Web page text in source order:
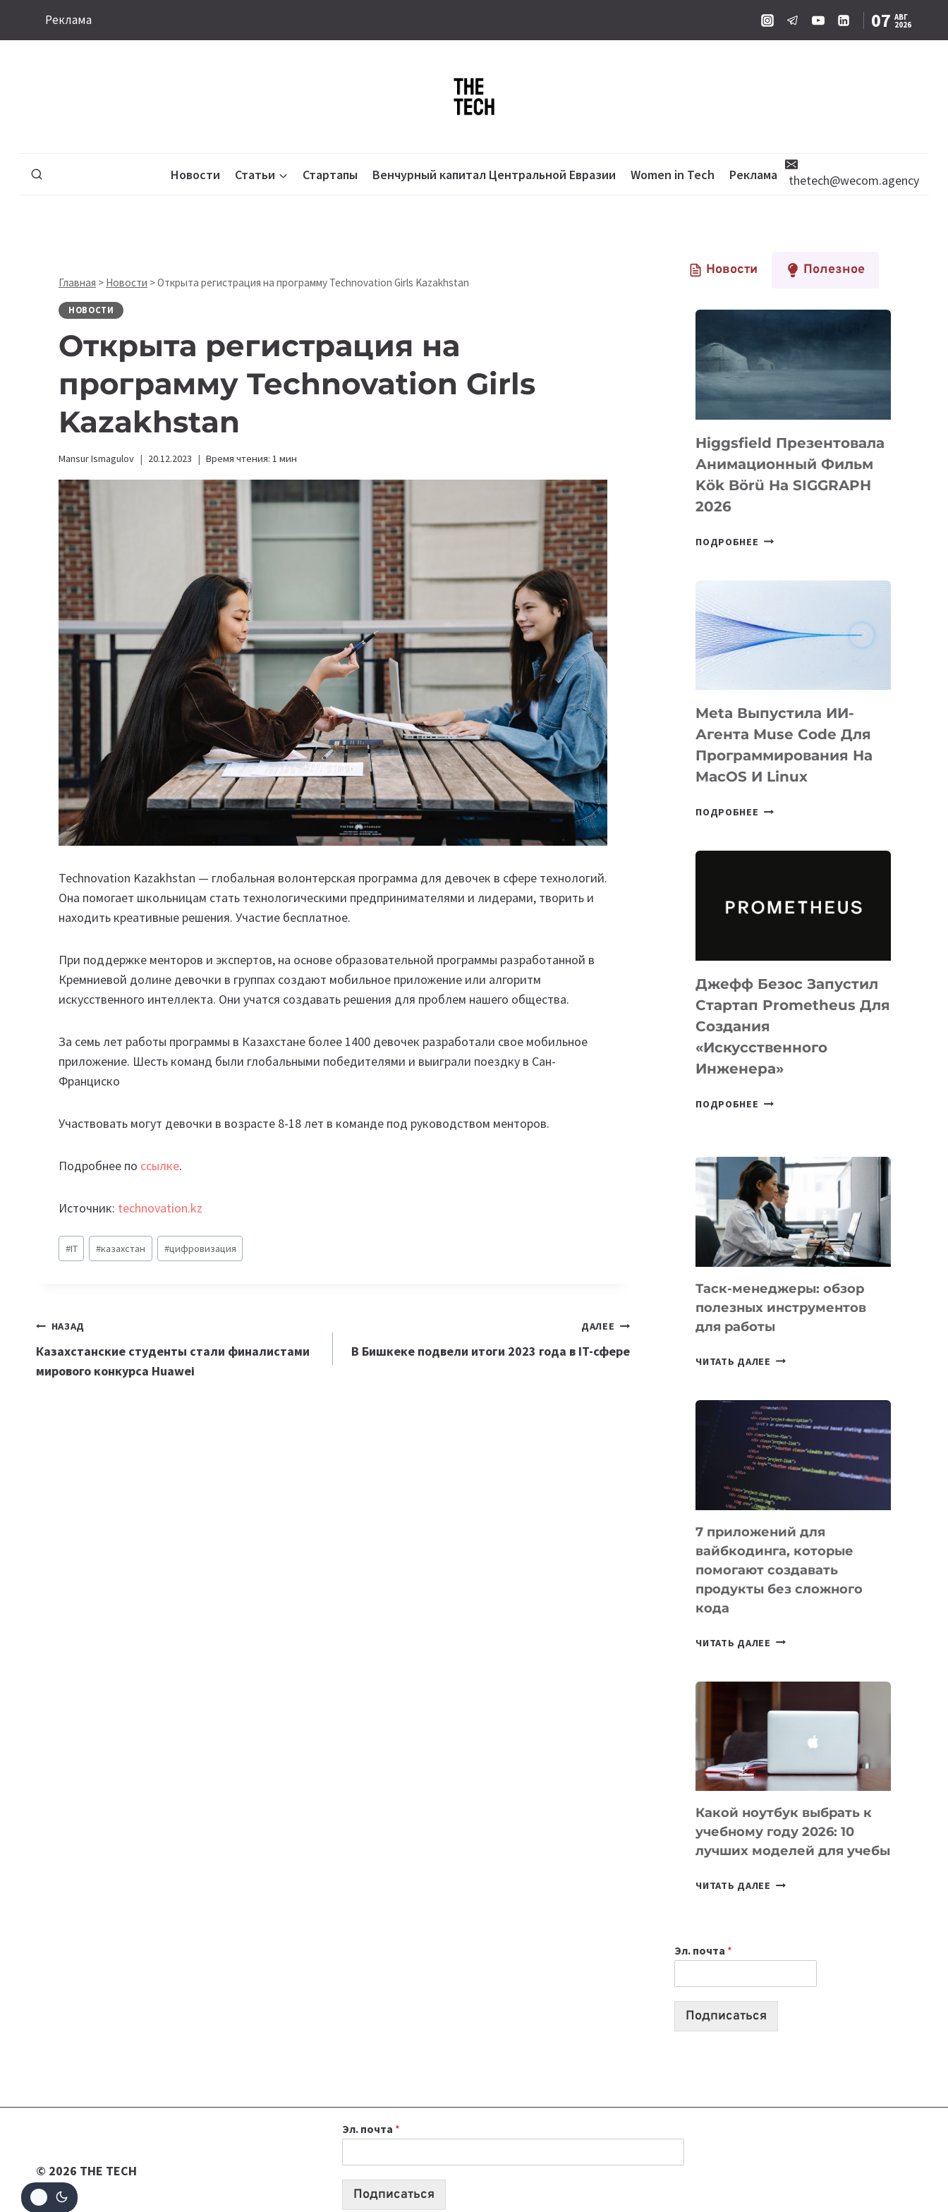
Реклама 07 АВГ
2026
Новости Статьи Стартапы Венчурный капитал Центральной Евразии Women in Tech Реклама thetech@wecom.agency
Главная > Новости >Открыта регистрация на программу Technovation Girls Kazakhstan
НОВОСТИ
Открыта регистрация на
программу Technovation Girls
Kazakhstan
Mansur Ismagulov 20.12.2023 Время чтения: 1 мин
Technovation Kazakhstan — глобальная волонтерская программа для девочек в сфере технологий.
Она помогает школьницам стать технологическими предпринимателями и лидерами, творить и
находить креативные решения. Участие бесплатное.
При поддержке менторов и экспертов, на основе образовательной программы разработанной в
Кремниевой долине девочки в группах создают мобильное приложение или алгоритм
искусственного интеллекта. Они учатся создавать решения для проблем нашего общества.
За семь лет работы программы в Казахстане более 1400 девочек разработали свое мобильное
приложение. Шесть команд были глобальными победителями и выиграли поездку в Сан-
Франциско
Участвовать могут девочки в возрасте 8-18 лет в команде под руководством менторов.
Подробнее по ссылке.
Источник: technovation.kz
Метки
записи:
#IT #казахстан #цифровизация
Навигация
по
НАЗАД
Казахстанские студенты стали финалистами
мирового конкурса Huawei
ДАЛЕЕ
В Бишкеке подвели итоги 2023 года в IT-сфере
Новости Полезное
Higgsfield Презентовала
Анимационный Фильм
Kök Börü На SIGGRAPH
2026
ПОДРОБНЕЕ HIGGSFIELD
BÖRÜ
НА
Meta Выпустила ИИ-
Агента Muse Code Для
Программирования На
MacOS И Linux
ПОДРОБНЕЕ META
ДЛЯ
И
LINUX
Джефф Безос Запустил
Стартап Prometheus Для
Создания
«искусственного
Инженера»
ПОДРОБНЕЕ ДЖЕФФ
PROMETHEUS
ДЛЯ
СОЗДАНИЯ
«ИСКУССТВЕННОГО
ИНЖЕНЕРА»
Таск-менеджеры: обзор
полезных инструментов
для работы
ЧИТАТЬ ДАЛЕЕ ТАСК-
ПОЛЕЗНЫХ
ИНСТРУМЕНТОВ
ДЛЯ
РАБОТЫ
7 приложений для
вайбкодинга, которые
помогают создавать
продукты без сложного
кода
ЧИТАТЬ ДАЛЕЕ
КОТОРЫЕ
СОЗДАВАТЬ
БЕЗ
КОДА
Какой ноутбук выбрать к
учебному году 2026: 10
лучших моделей для учебы
ЧИТАТЬ ДАЛЕЕ КАКОЙ
2026:
10
Эл. почта *
Подписаться
© 2026 THE TECH
Эл. почта *
Подписаться